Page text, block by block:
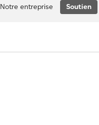
Notre entreprise Soutien